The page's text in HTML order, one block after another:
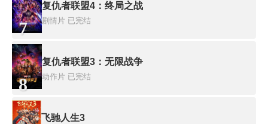
7
复仇者联盟4：终局之战
剧情片 已完结
8
复仇者联盟3：无限战争
动作片 已完结
飞驰人生3